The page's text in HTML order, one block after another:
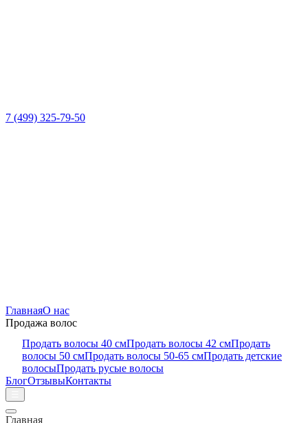
7 (499) 325-79-50
ГлавнаяО нас
Продажа волос
Продать волосы 40 смПродать волосы 42 смПродать
волосы 50 смПродать волосы 50-65 смПродать детские
волосыПродать русые волосы
БлогОтзывыКонтакты
Главная